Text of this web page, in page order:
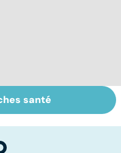
ses
pour
plat
santé